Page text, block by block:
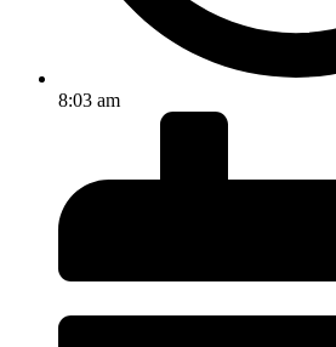
8:03 am